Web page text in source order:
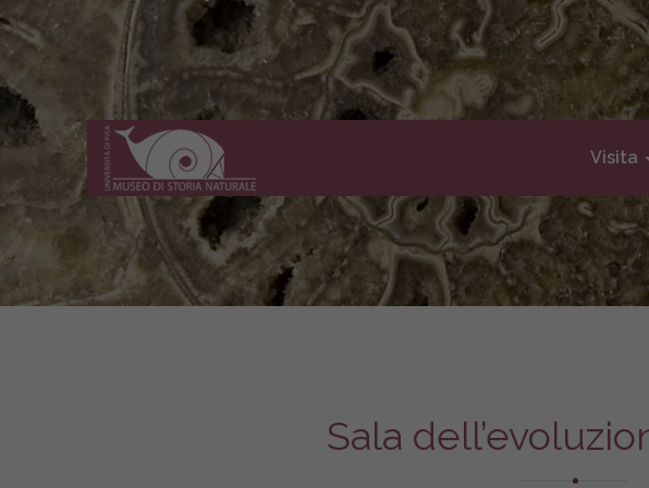
Museo
di
Storia
Naturale
dell'Università
di
Visita
Sala